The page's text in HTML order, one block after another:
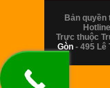
Bản
Trực thuộc
Gòn - 495 Lê